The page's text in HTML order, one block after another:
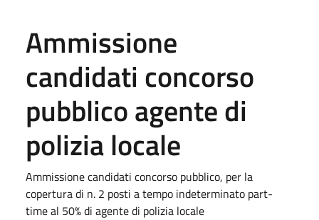
Ammissione
candidati concorso
pubblico agente di
polizia locale
Ammissione candidati concorso pubblico, per la
copertura di n. 2 posti a tempo indeterminato part-
time al 50% di agente di polizia locale